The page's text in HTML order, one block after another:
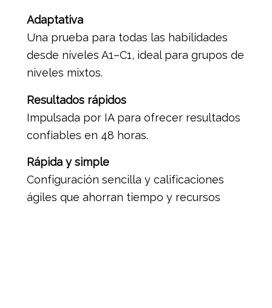
Adaptativa
Una prueba para todas las habilidades
desde niveles A1–C1, ideal para grupos de
niveles mixtos.
Resultados rápidos
Impulsada por IA para ofrecer resultados
confiables en 48 horas.
Rápida y simple
Configuración sencilla y calificaciones
ágiles que ahorran tiempo y recursos